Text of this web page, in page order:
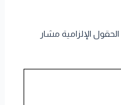
الحقول الإلزامية مشار